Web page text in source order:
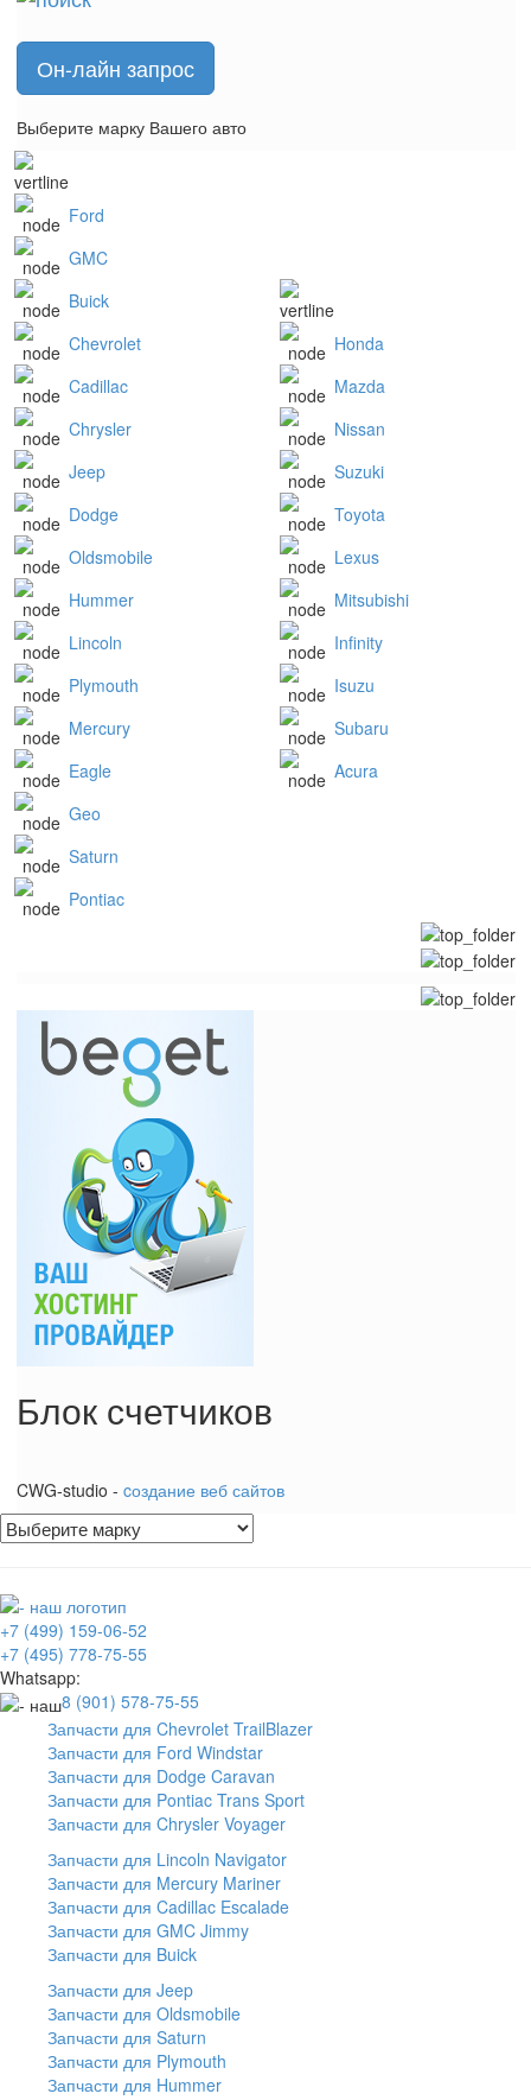
Он-лайн запрос
Выберите марку Вашего авто
Ford
GMC
Buick
Chevrolet
Cadillac
Chrysler
Jeep
Dodge
Oldsmobile
Hummer
Lincoln
Plymouth
Mercury
Eagle
Geo
Saturn
Pontiac
Honda
Mazda
Nissan
Suzuki
Toyota
Lexus
Mitsubishi
Infinity
Isuzu
Subaru
Acura
Блок счетчиков
CWG-studio - cоздание веб сайтов
+7 (499) 159-06-52
+7 (495) 778-75-55
Whatsapp:
8 (901) 578-75-55
Запчасти для Chevrolet TrailBlazer
Запчасти для Ford Windstar
Запчасти для Dodge Caravan
Запчасти для Pontiac Trans Sport
Запчасти для Chrysler Voyager
Запчасти для Lincoln Navigator
Запчасти для Mercury Mariner
Запчасти для Cadillac Escalade
Запчасти для GMC Jimmy
Запчасти для Buick
Запчасти для Jeep
Запчасти для Oldsmobile
Запчасти для Saturn
Запчасти для Plymouth
Запчасти для Hummer